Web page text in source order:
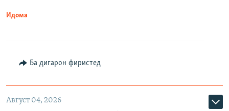
Идома
Ба дигарон фиристед
Август 04, 2026